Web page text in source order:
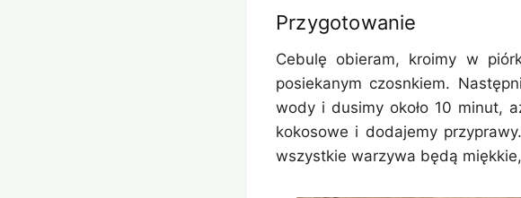
Przygotowanie
Cebulę obieram, kroimy w
posiekanym czosnkiem.
wody i dusimy około 10 minut,
kokosowe i dodajemy
wszystkie warzywa będą